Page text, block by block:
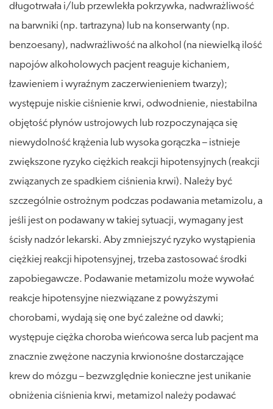
długotrwała i/lub przewlekła pokrzywka, nadwrażliwość
na barwniki (np. tartrazyna) lub na konserwanty (np.
benzoesany), nadwrażliwość na alkohol (na niewielką ilość
napojów alkoholowych pacjent reaguje kichaniem,
łzawieniem i wyraźnym zaczerwienieniem twarzy);
występuje niskie ciśnienie krwi, odwodnienie, niestabilna
objętość płynów ustrojowych lub rozpoczynająca się
niewydolność krążenia lub wysoka gorączka – istnieje
zwiększone ryzyko ciężkich reakcji hipotensyjnych (reakcji
związanych ze spadkiem ciśnienia krwi). Należy być
szczególnie ostrożnym podczas podawania metamizolu, a
jeśli jest on podawany w takiej sytuacji, wymagany jest
ścisły nadzór lekarski. Aby zmniejszyć ryzyko wystąpienia
ciężkiej reakcji hipotensyjnej, trzeba zastosować środki
zapobiegawcze. Podawanie metamizolu może wywołać
reakcje hipotensyjne niezwiązane z powyższymi
chorobami, wydają się one być zależne od dawki;
występuje ciężka choroba wieńcowa serca lub pacjent ma
znacznie zwężone naczynia krwionośne dostarczające
krew do mózgu – bezwzględnie konieczne jest unikanie
obniżenia ciśnienia krwi, metamizol należy podawać